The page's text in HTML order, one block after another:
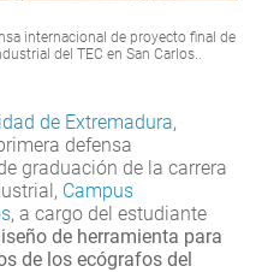
internacional de proyecto final de
del TEC en San Carlos..
de Extremadura,
defensa
graduación de la carrera
Campus
, a cargo del estudiante
de herramienta para
de los ecógrafos del